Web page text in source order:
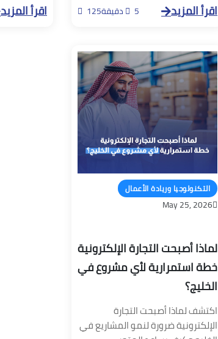
اقرأ المزيد 5 دقيقة 125 اقرأ المزيد
التكنولوجيا وريادة الأعمال
May 25, 2026
لماذا أصبحت التجارة الإلكترونية
خطة استمرارية لأي مشروع في
الخليج؟
اكتشف لماذا أصبحت التجارة
الإلكترونية ضرورة لنمو المشاريع في